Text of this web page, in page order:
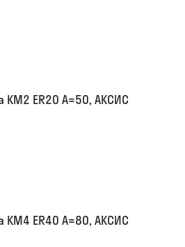
ER20 A=50, АКСИС
ER40 A=80, АКСИС